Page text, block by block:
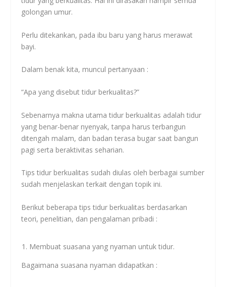
golongan umur.
Perlu ditekankan, pada ibu baru yang harus merawat
bayi.
Dalam benak kita, muncul pertanyaan :
“Apa yang disebut tidur berkualitas?”
Sebenarnya makna utama tidur berkualitas adalah tidur
yang benar-benar nyenyak, tanpa harus terbangun
ditengah malam, dan badan terasa bugar saat bangun
pagi serta beraktivitas seharian.
Tips tidur berkualitas sudah diulas oleh berbagai sumber
sudah menjelaskan terkait dengan topik ini.
Berikut beberapa tips tidur berkualitas berdasarkan
teori, penelitian, dan pengalaman pribadi :
Membuat suasana yang nyaman untuk tidur.
Bagaimana suasana nyaman didapatkan :